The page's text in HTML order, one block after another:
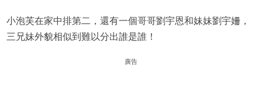
小泡芙在家中排第二，還有一個哥哥劉宇恩和妹妹劉宇姍，
三兄妹外貌相似到難以分出誰是誰！
廣告